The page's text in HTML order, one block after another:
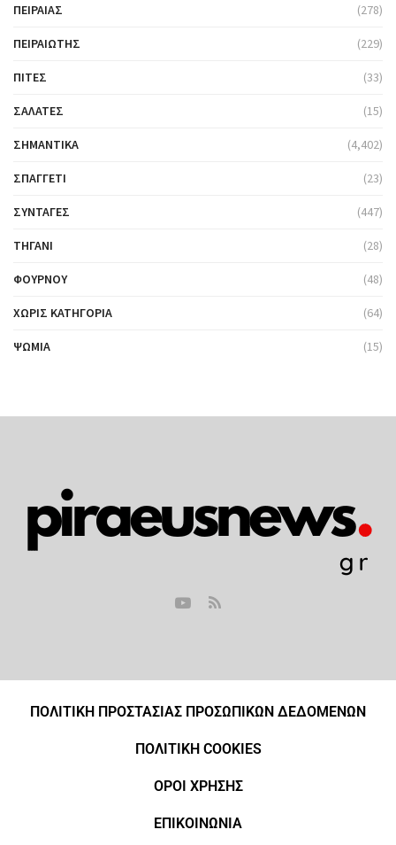
ΠΕΙΡΑΙΆΣ (278)
ΠΕΙΡΑΙΏΤΗΣ (229)
ΠΊΤΕΣ (33)
ΣΑΛΆΤΕΣ (15)
ΣΗΜΑΝΤΙΚΆ (4,402)
ΣΠΑΓΓΈΤΙ (23)
ΣΥΝΤΑΓΈΣ (447)
ΤΗΓΆΝΙ (28)
ΦΟΎΡΝΟΥ (48)
ΧΩΡΊΣ ΚΑΤΗΓΟΡΊΑ (64)
ΨΩΜΙΆ (15)
ΠΟΛΙΤΙΚΗ ΠΡΟΣΤΑΣΙΑΣ ΠΡΟΣΩΠΙΚΩΝ ΔΕΔΟΜΕΝΩΝ
ΠΟΛΙΤΙΚΗ COOKIES
ΟΡΟΙ ΧΡΗΣΗΣ
ΕΠΙΚΟΙΝΩΝΙΑ